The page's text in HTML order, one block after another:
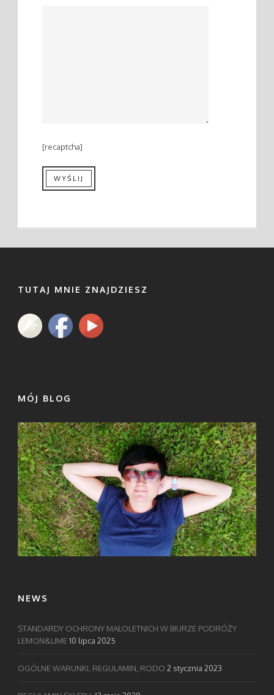
[recaptcha]
TUTAJ MNIE ZNAJDZIESZ
MÓJ BLOG
NEWS
STANDARDY OCHRONY MAŁOLETNICH W BIURZE PODRÓŻY
LEMON&LIME 10 lipca 2025
OGÓLNE WARUNKI, REGULAMIN, RODO 2 stycznia 2023